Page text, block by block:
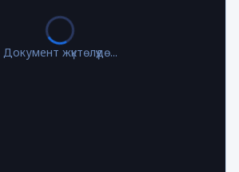
Документ жүктөлүүдө...